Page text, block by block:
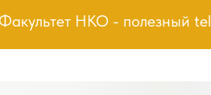
НКО - полезный